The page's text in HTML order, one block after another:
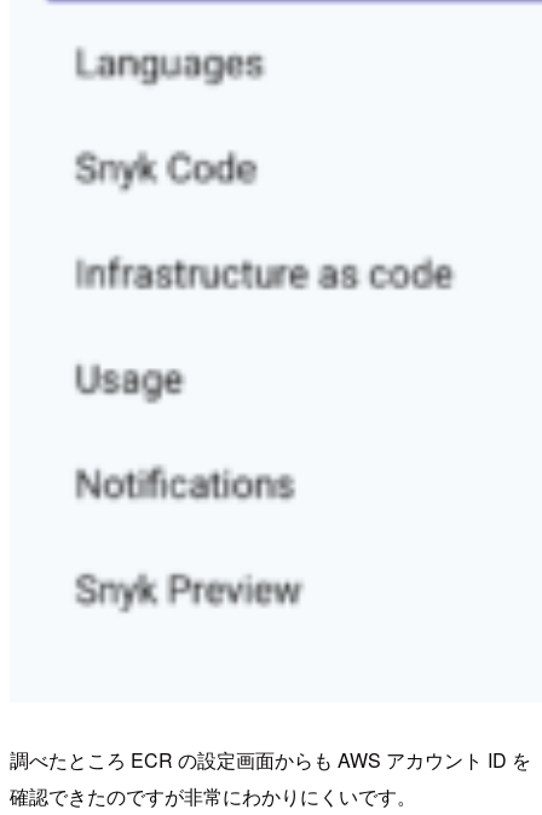
調べたところ ECR の設定画面からも AWS アカウント ID を
確認できたのですが非常にわかりにくいです。